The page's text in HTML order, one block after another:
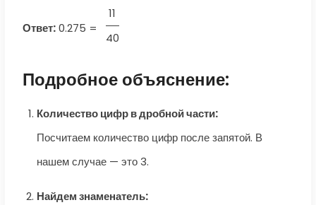
Ответ: 0.275 =
11
40
Подробное объяснение:
Количество цифр в дробной части:
Посчитаем количество цифр после запятой. В
нашем случае — это 3.
Найдем знаменатель: